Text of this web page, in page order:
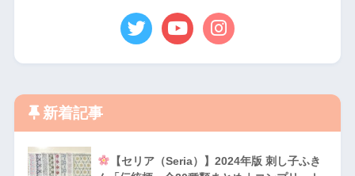
新着記事
【セリア（Seria）】2024年版 刺し子ふき